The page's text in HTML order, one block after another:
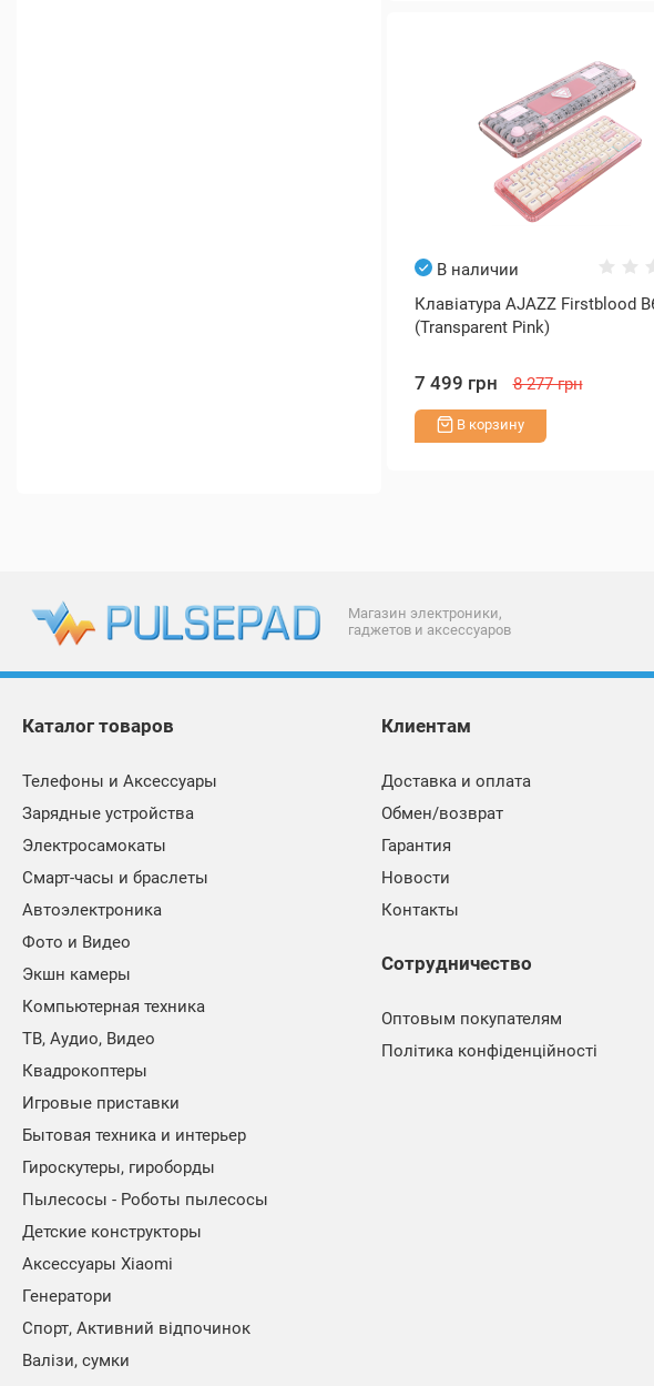
В наличии
Клавіатура AJAZZ Firstblood
(Transparent Pink)
7 499 грн 8 277 грн
В корзину
Магазин электроники,
гаджетов и аксессуаров
Каталог товаров
Телефоны и Аксессуары
Зарядные устройства
Электросамокаты
Смарт-часы и браслеты
Автоэлектроника
Фото и Видео
Экшн камеры
Компьютерная техника
ТВ, Аудио, Видео
Квадрокоптеры
Игровые приставки
Бытовая техника и интерьер
Гироскутеры, гироборды
Пылесосы - Роботы пылесосы
Детские конструкторы
Аксессуары Xiaomi
Генератори
Спорт, Активний відпочинок
Валізи, сумки
Клиентам
Доставка и оплата
Обмен/возврат
Гарантия
Новости
Контакты
Сотрудничество
Оптовым покупателям
Політика конфіденційності